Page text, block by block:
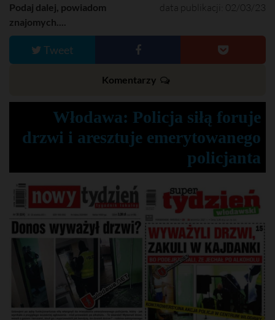
data publikacji: 02/03/23
Podaj dalej, powiadom
znajomych....
Tweet
Komentarzy
Włodawa: Policja siłą foruje
drzwi i aresztuje emerytowanego
policjanta